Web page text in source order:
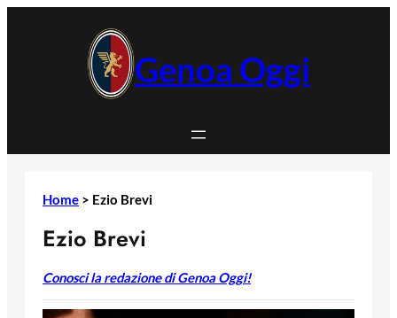
Genoa Oggi
Home > Ezio Brevi
Ezio Brevi
Conosci la redazione di Genoa Oggi!